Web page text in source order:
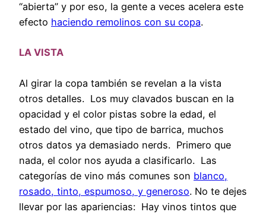
“abierta” y por eso, la gente a veces acelera este
efecto haciendo remolinos con su copa.
LA VISTA
Al girar la copa también se revelan a la vista
otros detalles. Los muy clavados buscan en la
opacidad y el color pistas sobre la edad, el
estado del vino, que tipo de barrica, muchos
otros datos ya demasiado nerds. Primero que
nada, el color nos ayuda a clasificarlo. Las
categorías de vino más comunes son blanco,
rosado, tinto, espumoso, y generoso. No te dejes
llevar por las apariencias: Hay vinos tintos que